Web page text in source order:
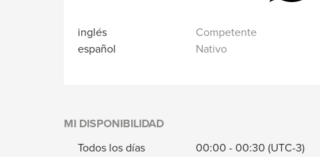
inglés
Competente
español
Nativo
MI DISPONIBILIDAD
Todos los días
00:00 -00:30 (UTC-3)